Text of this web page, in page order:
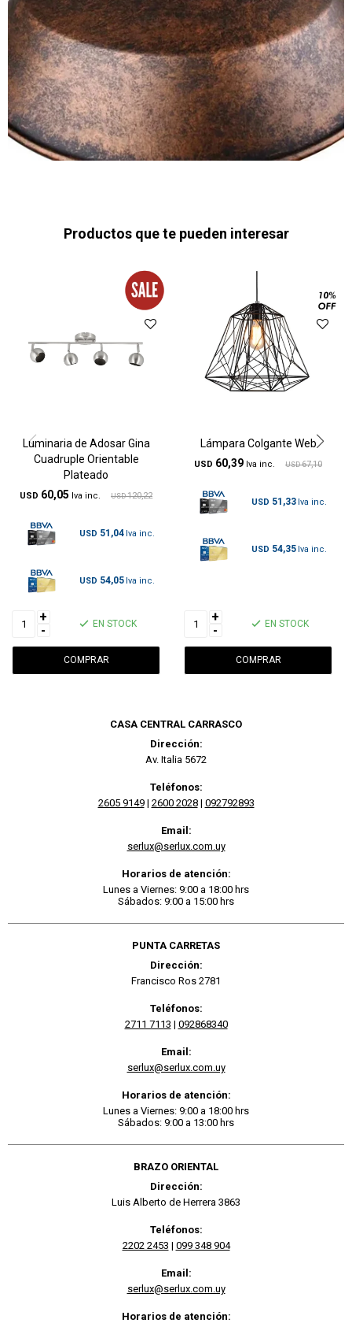
Productos que te pueden interesar
Luminaria de Adosar Gina
Cuadruple Orientable
Plateado
USD 60,05 USD 120,22
USD 51,04
USD 54,05
+
-
EN STOCK
Lámpara Colgante Web
USD 60,39 USD 67,10
USD 51,33
USD 54,35
+
-
EN STOCK
CASA CENTRAL CARRASCO
Dirección:
Av. Italia 5672
Teléfonos:
2605 9149| 2600 2028| 092792893
Email:
serlux@serlux.com.uy
Horarios de atención:
Lunes a Viernes: 9:00 a 18:00 hrs
Sábados: 9:00 a 15:00 hrs
PUNTA CARRETAS
Dirección:
Francisco Ros 2781
Teléfonos:
2711 7113 | 092868340
Email:
serlux@serlux.com.uy
Horarios de atención:
Lunes a Viernes: 9:00 a 18:00 hrs
Sábados: 9:00 a 13:00 hrs
BRAZO ORIENTAL
Dirección:
Luis Alberto de Herrera 3863
Teléfonos:
2202 2453 | 099 348 904
Email:
serlux@serlux.com.uy
Horarios de atención: